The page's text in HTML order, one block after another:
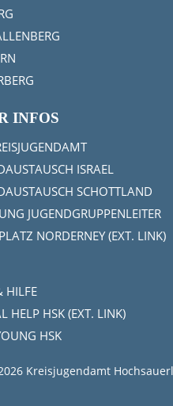
INFOS
ISRAEL
SCHOTTLAND
JUGENDGRUPPENLEITER
NORDERNEY (EXT. LINK)
HILFE
HELP HSK (EXT. LINK)
HSK
Kreisjugendamt